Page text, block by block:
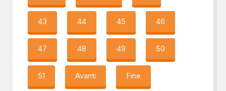
43 44 45 46
47 48 49 50
51 Avanti Fine